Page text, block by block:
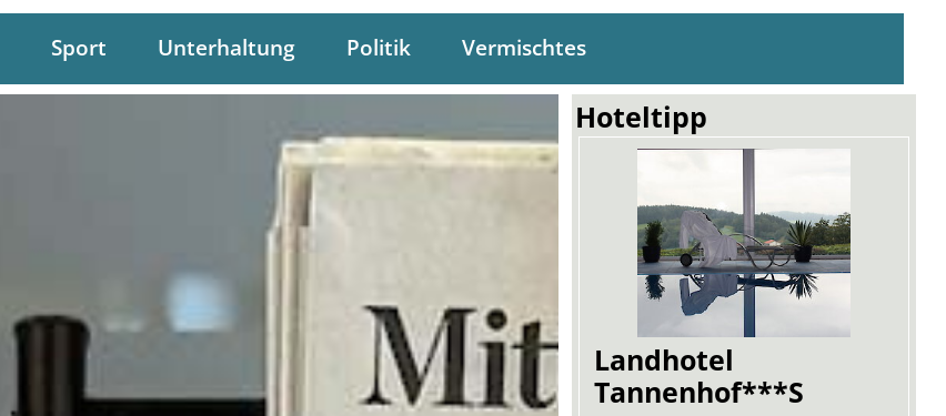
Hoteltipp
Landhotel
Tannenhof***S
Sport Unterhaltung Politik Vermischtes